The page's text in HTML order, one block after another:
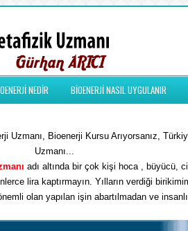
NEDİR BİOENERJİ NASIL UYGULANIR
Uzmanı, Bioenerji Kursu Arıyorsanız,
Uzmanı...
adı altında bir çok kişi hoca , büyücü,
lira kaptırmayın. Yılların verdiği
olan yapılan işin abartılmadan ve